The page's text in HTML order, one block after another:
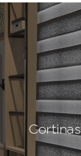
Cortinas